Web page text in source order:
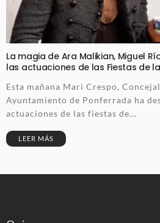
La magia de Ara Malikian, Miguel
las actuaciones de las Fiestas de la
Esta mañana Mari Crespo,
Ayuntamiento de Ponferrada ha
actuaciones de las fiestas de...
LEER MÁS